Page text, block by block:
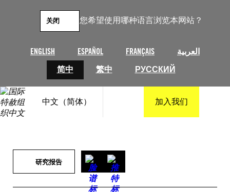
您希望使用哪种语言浏览本网站？
ENGLISH ESPAÑOL FRANÇAIS
العربية
简中
繁中 РУССКИЙ
关闭
中文（简体） 加入我们
研究报告